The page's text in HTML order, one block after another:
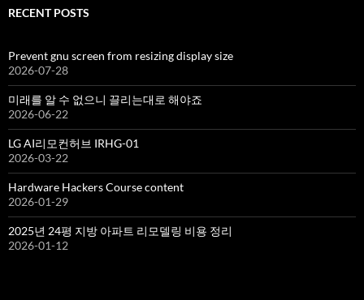
RECENT POSTS
Prevent gnu screen from resizing display size
2026-07-28
미래를 알 수 없으니 끌리는대로 해야죠
2026-06-22
LG AI리모컨허브 IRHG-01
2026-03-22
Hardware Hackers Course content
2026-01-29
2025년 24평 지방 아파트 리모델링 비용 정리
2026-01-12